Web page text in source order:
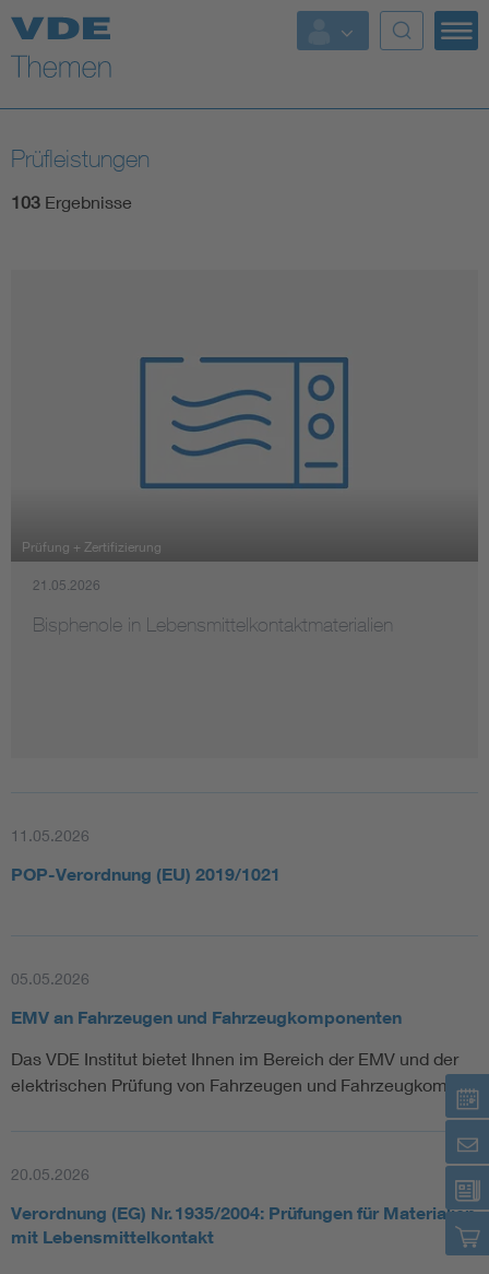
Top Themen
Fokusthemen
Energy
Electromobility
Prüfleistungen
103 Ergebnisse
Prüfung + Zertifizierung
21.05.2026
Bisphenole in Lebensmittelkontaktmaterialien
11.05.2026
POP-Verordnung (EU) 2019/1021
05.05.2026
EMV an Fahrzeugen und Fahrzeugkomponenten
Das VDE Institut bietet Ihnen im Bereich der EMV und der
elektrischen Prüfung von Fahrzeugen und Fahrzeugkomp…
20.05.2026
Verordnung (EG) Nr. 1935/2004: Prüfungen für Materialien
mit Lebensmittelkontakt